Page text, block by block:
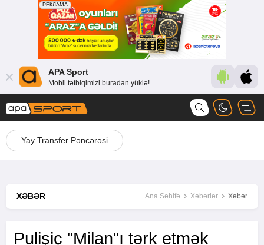
APA Sport
Mobil tətbiqimizi buradan yüklə!
Yay Transfer Pəncərəsi
XƏBƏR Ana Səhifə Xəbərlər Xəbər
Pulişiç "Milan"ı tərk etmək